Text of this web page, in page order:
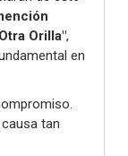
Orilla",
en
tan